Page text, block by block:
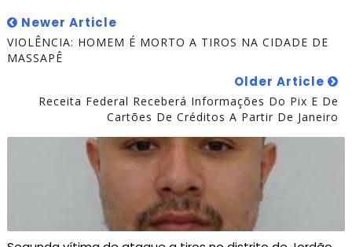
Newer Article
VIOLÊNCIA: HOMEM É MORTO A TIROS NA CIDADE DE
MASSAPÊ
Older Article
Receita Federal Receberá Informações Do Pix E De
Cartões De Créditos A Partir De Janeiro